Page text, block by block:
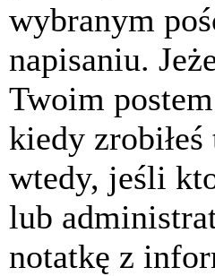
wybranym
napisaniu.
Twoim
kiedy
wtedy, jeśli
lub
notatkę z